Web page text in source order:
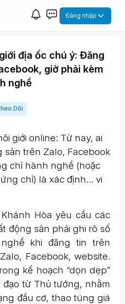
Đăng nhập
địa ốc chú ý: Đăng
giờ phải kèm
nghề
Dõi
giới online: Từ nay, ai
sản trên Zalo, Facebook
chỉ hành nghề (hoặc
chỉ) là xác định… vi
Hòa yêu cầu các
động sản phải ghi rõ số
khi đăng tin trên
Facebook, website.
kế hoạch “dọn dẹp”
từ Thủ tướng, nhằm
đầu cơ, thao túng giá